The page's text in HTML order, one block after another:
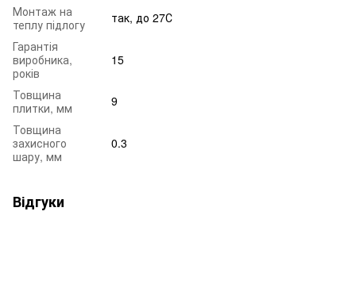
Монтаж на
теплу підлогу
так, до 27С
Гарантія
виробника,
років
15
Товщина
плитки, мм
9
Товщина
захисного
шару, мм
0.3
Відгуки